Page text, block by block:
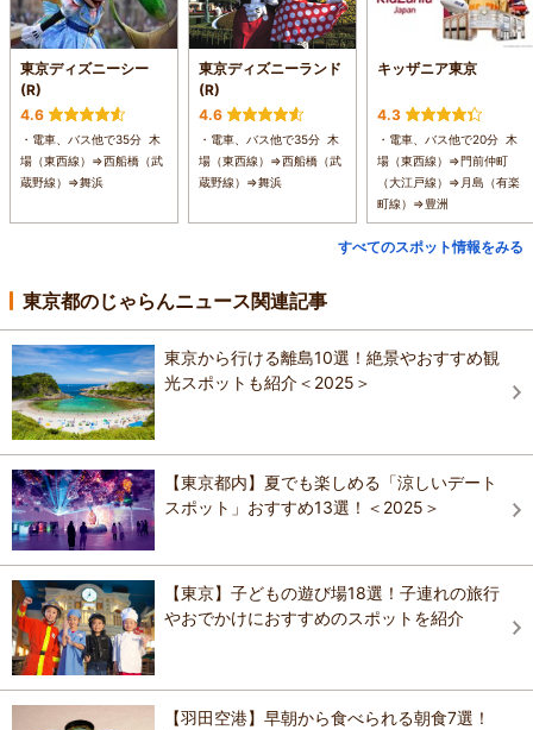
東京ディズニーシー
(R)
4.6
・電車、バス他で35分 木
場（東西線）⇒西船橋（武
蔵野線）⇒舞浜
東京ディズニーランド
(R)
4.6
・電車、バス他で35分 木
場（東西線）⇒西船橋（武
蔵野線）⇒舞浜
キッザニア東京
4.3
・電車、バス他で20分 木
場（東西線）⇒門前仲町
（大江戸線）⇒月島（有楽
町線）⇒豊洲
すべてのスポット情報をみる
東京都のじゃらんニュース関連記事
東京から行ける離島10選！絶景やおすすめ観
光スポットも紹介＜2025＞
【東京都内】夏でも楽しめる「涼しいデート
スポット」おすすめ13選！＜2025＞
【東京】子どもの遊び場18選！子連れの旅行
やおでかけにおすすめのスポットを紹介
【羽田空港】早朝から食べられる朝食7選！